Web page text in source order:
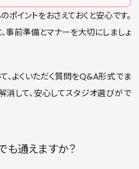
イントをおさえておくと安心です。
事前準備とマナーを大切にしましょ
、よくいただく質問をQ&A形式でま
消して、安心してスタジオ選びがで
も通えますか？